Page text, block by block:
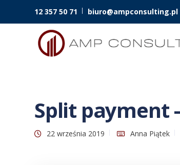
12 357 50 71 biuro@ampconsulting.pl
Split payment
22 września 2019 Anna Piątek